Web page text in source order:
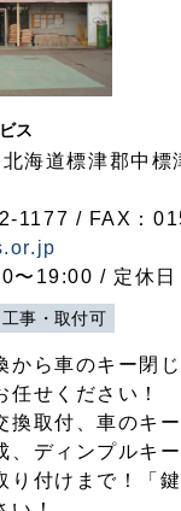
ス
海道標津郡中標
1177 / FAX：
〜19:00 / 定休日
工事・取付可
から車のキー閉
任せください！
換取付、車のキ
、ディンプルキ
り付けまで！「